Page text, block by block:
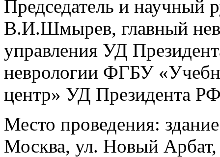
Председатель и научный
В.И.Шмырев, главный
управления УД
неврологии ФГБУ
центр» УД Президента
Место проведения:
Москва, ул. Новый